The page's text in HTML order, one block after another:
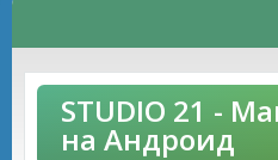
STUDIO 21 -
на Андроид